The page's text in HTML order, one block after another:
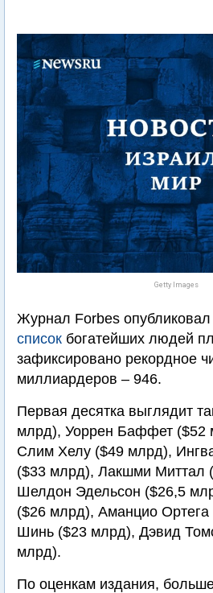
Getty Images
Журнал Forbes
список богатейших людей
зафиксировано рекордное
миллиардеров – 946.
Первая десятка выглядит
млрд), Уоррен Баффет ($52
Слим Хелу ($49 млрд),
($33 млрд), Лакшми Миттал
Шелдон Эдельсон ($26,5
($26 млрд), Аманцио
Шинь ($23 млрд), Дэвид
млрд).
По оценкам издания,